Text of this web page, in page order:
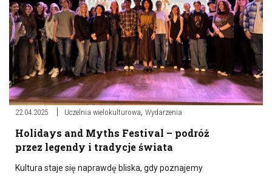
22.04.2025 Uczelnia wielokulturowa, Wydarzenia
Holidays and Myths Festival – podróż
przez legendy i tradycje świata
Kultura staje się naprawdę bliska, gdy poznajemy